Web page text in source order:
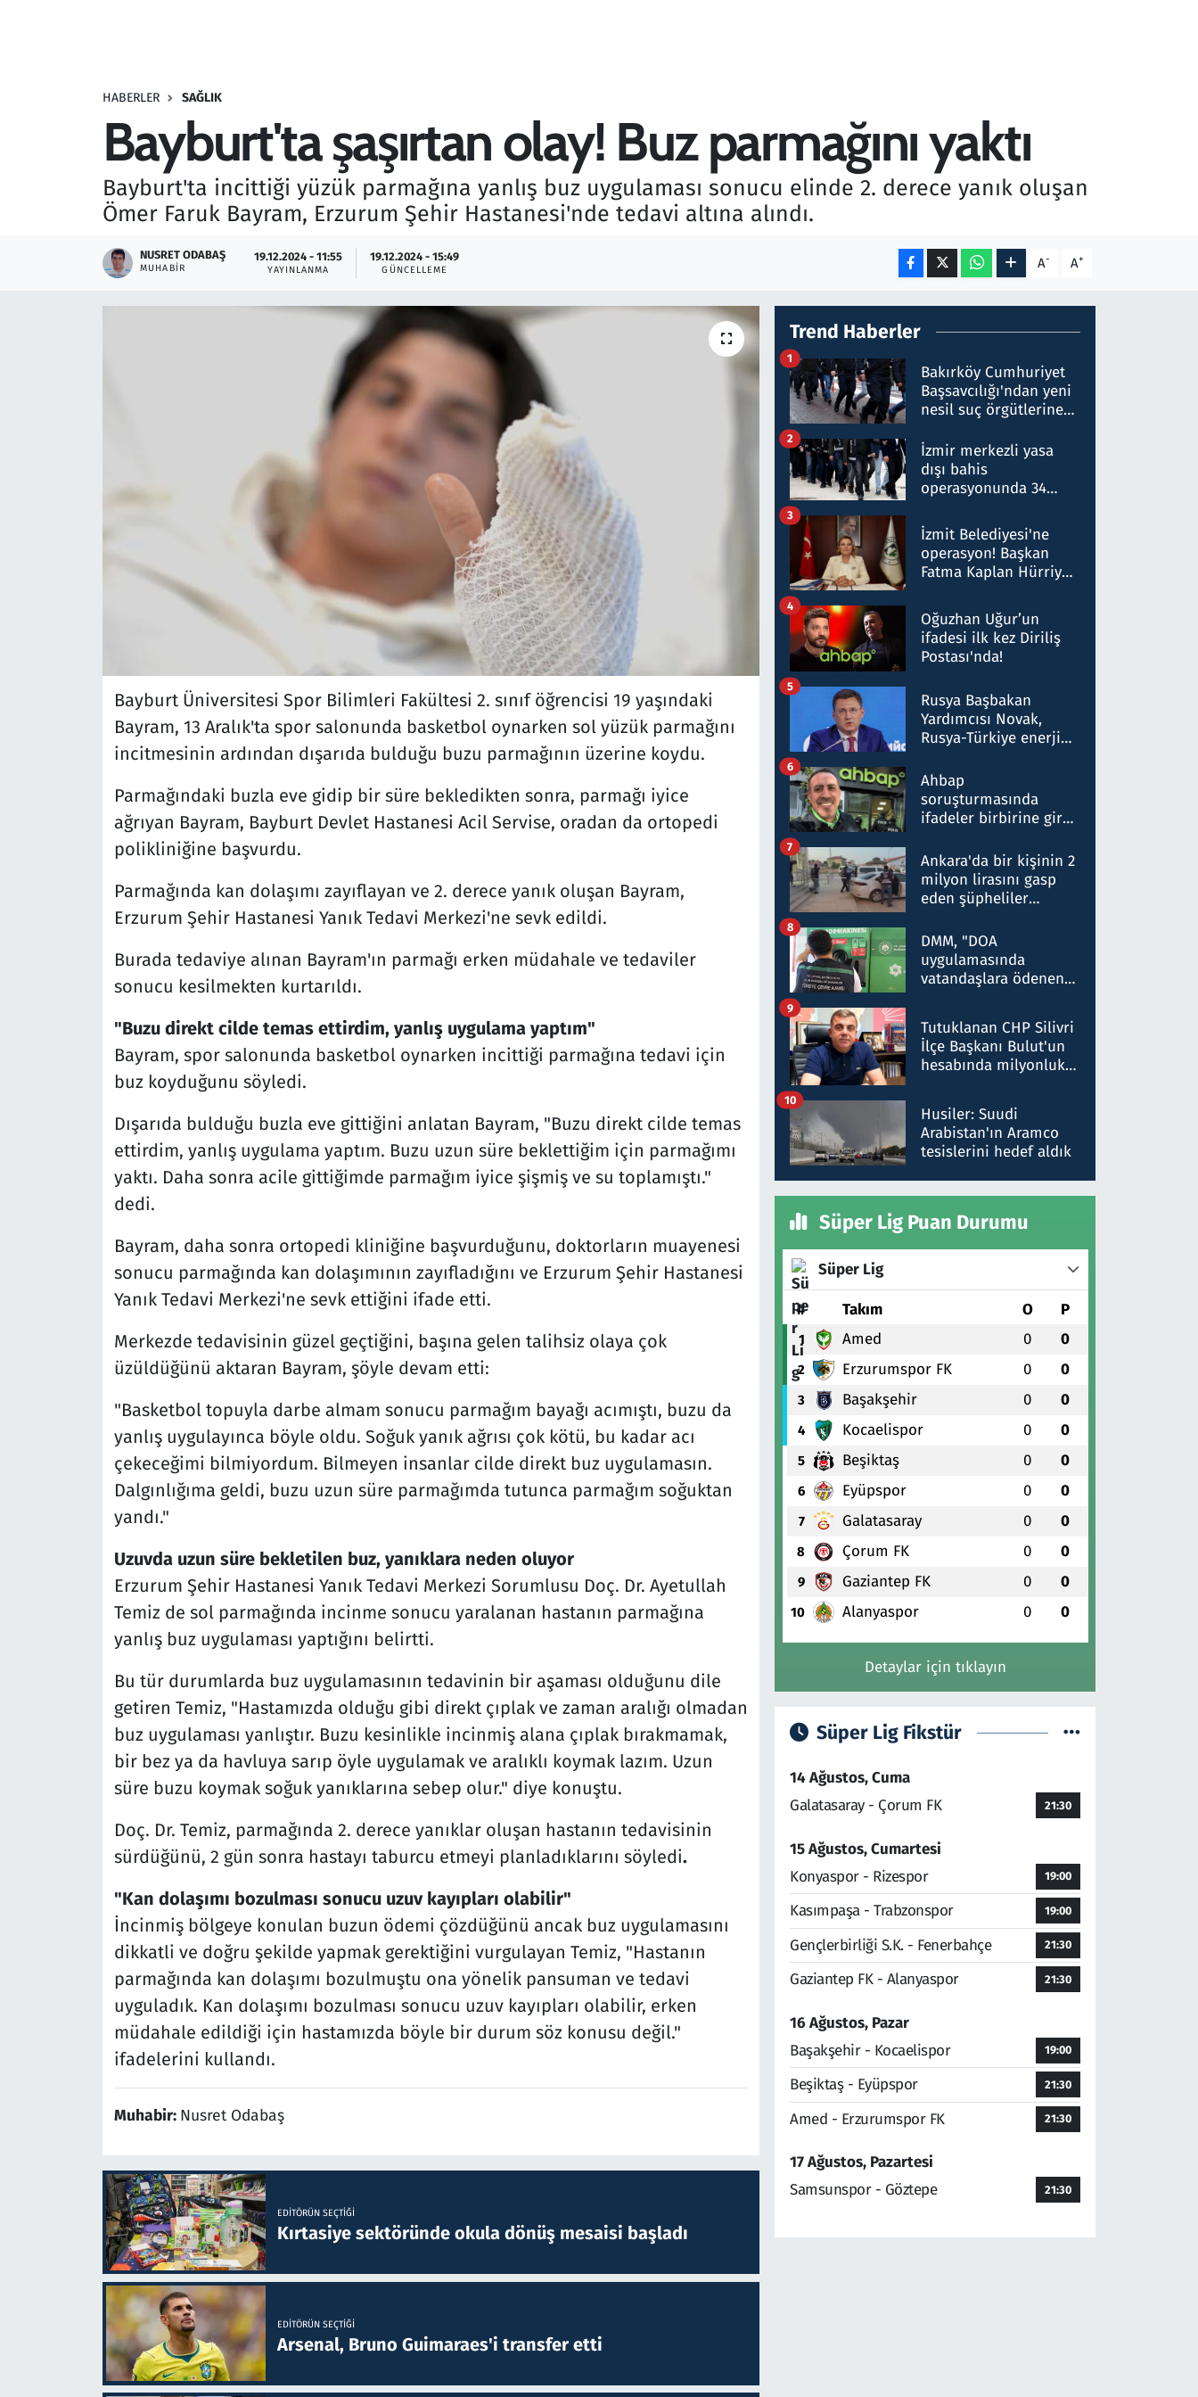
HABERLER SAĞLIK
Bayburt'ta şaşırtan olay! Buz parmağını yaktı
Bayburt'ta incittiği yüzük parmağına yanlış buz uygulaması sonucu elinde 2. derece yanık oluşan
Ömer Faruk Bayram, Erzurum Şehir Hastanesi'nde tedavi altına alındı.
NUSRET ODABAŞ
MUHABIR
19.12.2024 - 11:55
YAYINLANMA
19.12.2024 - 15:49
GÜNCELLEME A- A+
Bayburt Üniversitesi Spor Bilimleri Fakültesi 2. sınıf öğrencisi 19 yaşındaki
Bayram, 13 Aralık'ta spor salonunda basketbol oynarken sol yüzük parmağını
incitmesinin ardından dışarıda bulduğu buzu parmağının üzerine koydu.
Parmağındaki buzla eve gidip bir süre bekledikten sonra, parmağı iyice
ağrıyan Bayram, Bayburt Devlet Hastanesi Acil Servise, oradan da ortopedi
polikliniğine başvurdu.
Parmağında kan dolaşımı zayıflayan ve 2. derece yanık oluşan Bayram,
Erzurum Şehir Hastanesi Yanık Tedavi Merkezi'ne sevk edildi.
Burada tedaviye alınan Bayram'ın parmağı erken müdahale ve tedaviler
sonucu kesilmekten kurtarıldı.
"Buzu direkt cilde temas ettirdim, yanlış uygulama yaptım"
Bayram, spor salonunda basketbol oynarken incittiği parmağına tedavi için
buz koyduğunu söyledi.
Dışarıda bulduğu buzla eve gittiğini anlatan Bayram, "Buzu direkt cilde temas
ettirdim, yanlış uygulama yaptım. Buzu uzun süre beklettiğim için parmağımı
yaktı. Daha sonra acile gittiğimde parmağım iyice şişmiş ve su toplamıştı."
dedi.
Bayram, daha sonra ortopedi kliniğine başvurduğunu, doktorların muayenesi
sonucu parmağında kan dolaşımının zayıfladığını ve Erzurum Şehir Hastanesi
Yanık Tedavi Merkezi'ne sevk ettiğini ifade etti.
Merkezde tedavisinin güzel geçtiğini, başına gelen talihsiz olaya çok
üzüldüğünü aktaran Bayram, şöyle devam etti:
"Basketbol topuyla darbe almam sonucu parmağım bayağı acımıştı, buzu da
yanlış uygulayınca böyle oldu. Soğuk yanık ağrısı çok kötü, bu kadar acı
çekeceğimi bilmiyordum. Bilmeyen insanlar cilde direkt buz uygulamasın.
Dalgınlığıma geldi, buzu uzun süre parmağımda tutunca parmağım soğuktan
yandı."
Uzuvda uzun süre bekletilen buz, yanıklara neden oluyor
Erzurum Şehir Hastanesi Yanık Tedavi Merkezi Sorumlusu Doç. Dr. Ayetullah
Temiz de sol parmağında incinme sonucu yaralanan hastanın parmağına
yanlış buz uygulaması yaptığını belirtti.
Bu tür durumlarda buz uygulamasının tedavinin bir aşaması olduğunu dile
getiren Temiz, "Hastamızda olduğu gibi direkt çıplak ve zaman aralığı olmadan
buz uygulaması yanlıştır. Buzu kesinlikle incinmiş alana çıplak bırakmamak,
bir bez ya da havluya sarıp öyle uygulamak ve aralıklı koymak lazım. Uzun
süre buzu koymak soğuk yanıklarına sebep olur." diye konuştu.
Doç. Dr. Temiz, parmağında 2. derece yanıklar oluşan hastanın tedavisinin
sürdüğünü, 2 gün sonra hastayı taburcu etmeyi planladıklarını söyledi.
"Kan dolaşımı bozulması sonucu uzuv kayıpları olabilir"
İncinmiş bölgeye konulan buzun ödemi çözdüğünü ancak buz uygulamasını
dikkatli ve doğru şekilde yapmak gerektiğini vurgulayan Temiz, "Hastanın
parmağında kan dolaşımı bozulmuştu ona yönelik pansuman ve tedavi
uyguladık. Kan dolaşımı bozulması sonucu uzuv kayıpları olabilir, erken
müdahale edildiği için hastamızda böyle bir durum söz konusu değil."
ifadelerini kullandı.
Muhabir: Nusret Odabaş
EDITÖRÜN SEÇTIĞI
Kırtasiye sektöründe okula dönüş mesaisi başladı
EDITÖRÜN SEÇTIĞI
Arsenal, Bruno Guimaraes'i transfer etti
Trend Haberler
Bakırköy Cumhuriyet
Başsavcılığı'ndan yeni
nesil suç örgütlerine
hakkında gözaltı kararı
1
İzmir merkezli yasa
dışı bahis
operasyonunda 34
Milyar liralık para
trafiği tespit edildi
2
İzmit Belediyesi'ne
operasyon! Başkan
Fatma Kaplan Hürriyet
3
Oğuzhan Uğur’un
ifadesi ilk kez Diriliş
Postası'nda!
4
Rusya Başbakan
Yardımcısı Novak,
Rusya-Türkiye enerji
nitelikte olduğunu
belirtti
5
Ahbap
soruşturmasında
ifadeler birbirine girdi:
ifadelerinden ortaya
çıkan tablo şok etti
6
Ankara'da bir kişinin 2
milyon lirasını gasp
eden şüpheliler
7
DMM, "DOA
uygulamasında
vatandaşlara ödenen
düşürüldüğü" iddiasını
yalanladı
8
Tutuklanan CHP Silivri
İlçe Başkanı Bulut'un
hesabında milyonluk
talimat verdi, ben
gönderdim
9
Husiler: Suudi
Arabistan'ın Aramco
tesislerini hedef aldık
10
Süper Lig Puan Durumu
Süper Lig
# Takım O P
1 Amed 0 0
2 Erzurumspor FK 0 0
3 Başakşehir 0 0
4 Kocaelispor 0 0
5 Beşiktaş 0 0
6 Eyüpspor 0 0
7 Galatasaray 0 0
8 Çorum FK 0 0
9 Gaziantep FK 0 0
10 Alanyaspor 0 0
Detaylar için tıklayın
Süper Lig Fikstür
14 Ağustos, Cuma
Galatasaray - Çorum FK
21:30
15 Ağustos, Cumartesi
Konyaspor - Rizespor
19:00
Kasımpaşa - Trabzonspor 19:00
Gençlerbirliği S.K. - Fenerbahçe 21:30
Gaziantep FK - Alanyaspor 21:30
16 Ağustos, Pazar
Başakşehir - Kocaelispor
19:00
Beşiktaş - Eyüpspor 21:30
Amed - Erzurumspor FK 21:30
17 Ağustos, Pazartesi
Samsunspor - Göztepe
21:30
Savunma Sanayi
Seçim 2023